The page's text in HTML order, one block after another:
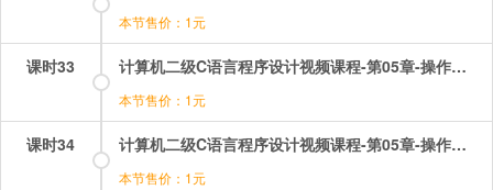
本节售价：1元
课时33 计算机二级C语言程序设计视频课程-第05章-操作：循环结构选择题讲解（1）.mp4
本节售价：1元
课时34 计算机二级C语言程序设计视频课程-第05章-操作：循环结构选择题讲解（2）.mp4
本节售价：1元